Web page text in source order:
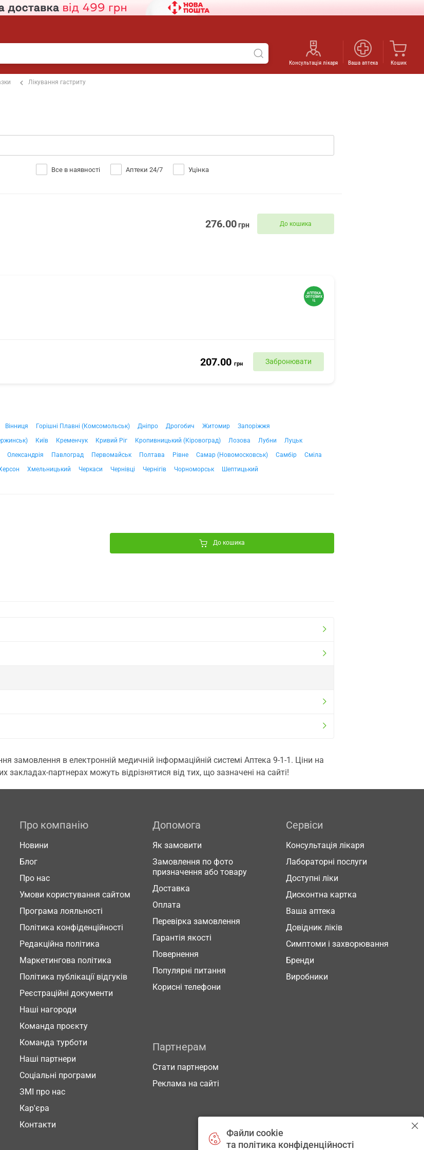
Консультація лікаря Ваша аптека Кошик
Лікування гастриту
Все в наявності Аптеки 24/7 Уцінка
276.00грн До кошика
207.00 грн Забронювати
Вінниця Горішні Плавні (Комсомольськ) Дніпро Дрогобич Житомир
Запоріжжя
Київ Кременчук Кривий Ріг Кропивницький (Кіровоград) Лозова Лубни
Луцьк
Олександрія Павлоград Первомайськ Полтава Рівне Самар (Новомосковськ) Самбір
Сміла
Хмельницький Черкаси Чернівці Чернігів Чорноморськ Шептицький
До кошика
замовлення в електронній медичній інформаційній системі Аптека 9-1-1. Ціни на
закладах-партнерах можуть відрізнятися від тих, що зазначені на сайті!
Про компанію
Новини
Блог
Про нас
Умови користування сайтом
Програма лояльності
Політика конфіденційності
Редакційна політика
Маркетингова політика
Політика публікації відгуків
Реєстраційні документи
Наші нагороди
Команда проєкту
Команда турботи
Наші партнери
Соціальні програми
ЗМІ про нас
Кар'єра
Контакти
Допомога
Як замовити
Замовлення по фото
призначення або товару
Доставка
Оплата
Перевірка замовлення
Гарантія якості
Повернення
Популярні питання
Корисні телефони
Сервіси
Консультація лікаря
Лабораторні послуги
Доступні ліки
Дисконтна картка
Ваша аптека
Довідник ліків
Симптоми і захворювання
Бренди
Виробники
Партнерам
Стати партнером
Реклама на сайті
Файли cookie
та політика конфіденційності